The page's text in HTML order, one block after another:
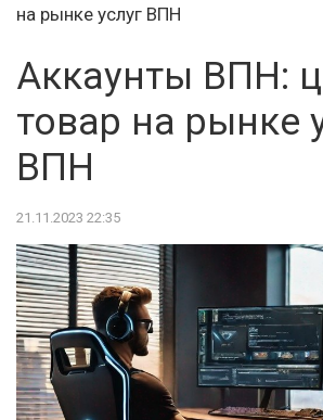
на рынке услуг ВПН
Аккаунты ВПН:
товар на рынке
ВПН
21.11.2023 22:35